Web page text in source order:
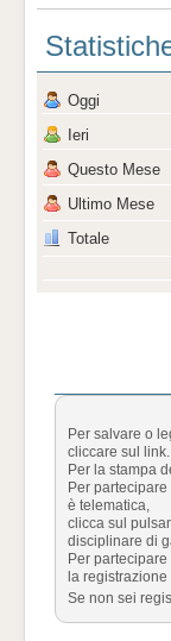
Oggi
Ieri
Questo Mese
Ultimo Mese
Totale
Per salvare o
cliccare sul link.
Per la stampa
Per
è telematica,
clicca sul
disciplinare di
Per
la registrazione
Se non sei